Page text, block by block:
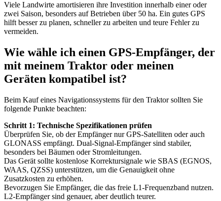
Viele Landwirte amortisieren ihre Investition innerhalb einer oder
zwei Saison, besonders auf Betrieben über 50 ha. Ein gutes GPS
hilft besser zu planen, schneller zu arbeiten und teure Fehler zu
vermeiden.
Wie wähle ich einen GPS-Empfänger, der
mit meinem Traktor oder meinen
Geräten kompatibel ist?
Beim Kauf eines Navigationssystems für den Traktor sollten Sie
folgende Punkte beachten:
Schritt 1: Technische Spezifikationen prüfen
Überprüfen Sie, ob der Empfänger nur GPS-Satelliten oder auch
GLONASS empfängt. Dual-Signal-Empfänger sind stabiler,
besonders bei Bäumen oder Stromleitungen.
Das Gerät sollte kostenlose Korrektursignale wie SBAS (EGNOS,
WAAS, QZSS) unterstützen, um die Genauigkeit ohne
Zusatzkosten zu erhöhen.
Bevorzugen Sie Empfänger, die das freie L1-Frequenzband nutzen.
L2-Empfänger sind genauer, aber deutlich teurer.